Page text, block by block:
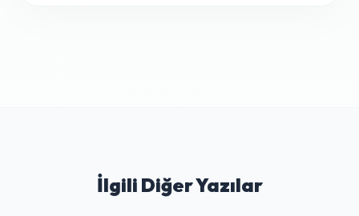
İlgili Diğer Yazılar